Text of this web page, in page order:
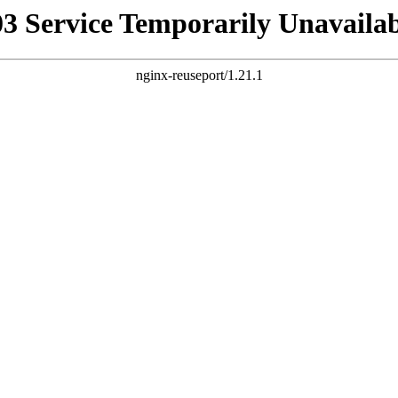
Service Temporarily
nginx-reuseport/1.21.1